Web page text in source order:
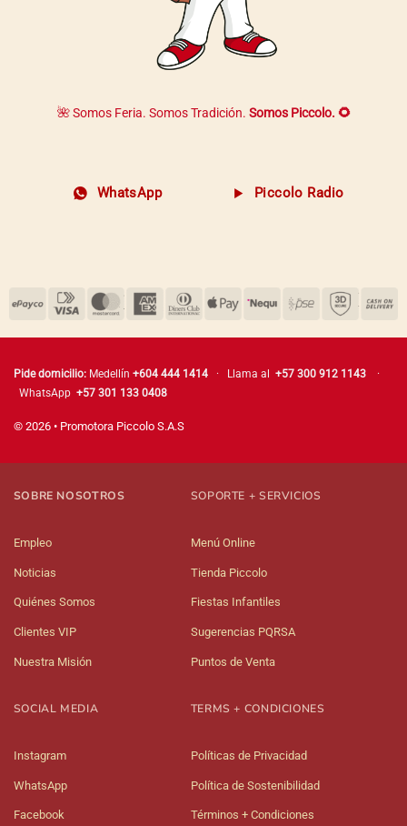
🌺 Somos Feria. Somos Tradición. Somos Piccolo. 🌻
WhatsApp Piccolo Radio
Pide domicilio: Medellín +604 444 1414 · Llama al +57 300 912 1143
·
WhatsApp +57 301 133 0408
© 2026 • Promotora Piccolo S.A.S
SOBRE NOSOTROS
Empleo
Noticias
Quiénes Somos
Clientes VIP
Nuestra Misión
SOPORTE + SERVICIOS
Menú Online
Tienda Piccolo
Fiestas Infantiles
Sugerencias PQRSA
Puntos de Venta
SOCIAL MEDIA
Instagram
WhatsApp
Facebook
TERMS + CONDICIONES
Políticas de Privacidad
Política de Sostenibilidad
Términos + Condiciones